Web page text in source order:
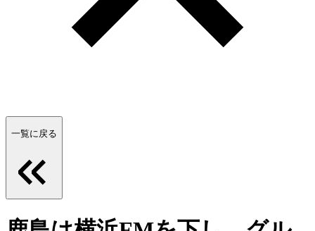
一覧に戻る